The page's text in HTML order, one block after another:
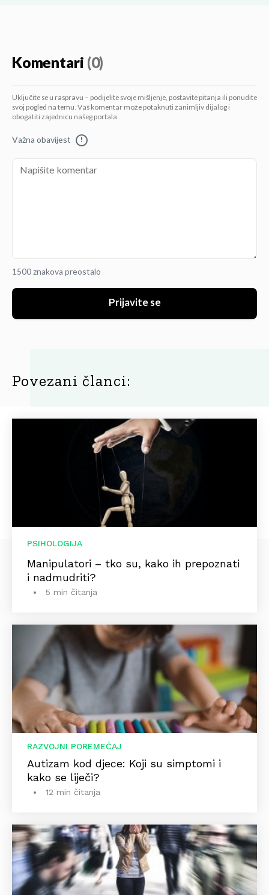
Komentari (0)
Uključite se u raspravu – podijelite svoje mišljenje, postavite pitanja ili ponudite
svoj pogled na temu. Vaš komentar može potaknuti zanimljiv dijalog i
obogatiti zajednicu našeg portala.
Važna obavijest !
1500 znakova preostalo
Prijavite se
Povezani članci:
PSIHOLOGIJA
Manipulatori – tko su, kako ih prepoznati
i nadmudriti?
5 min čitanja
RAZVOJNI POREMEĆAJ
Autizam kod djece: Koji su simptomi i
kako se liječi?
12 min čitanja